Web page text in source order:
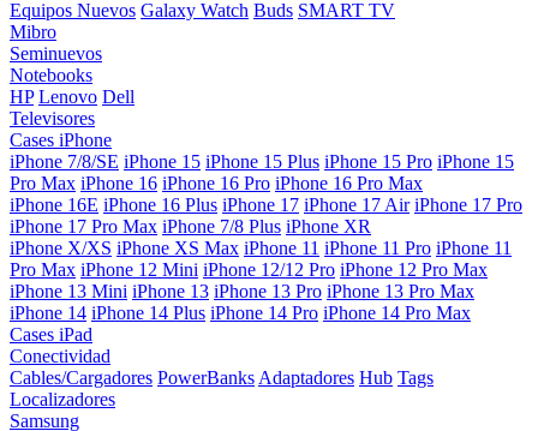
Equipos Nuevos Galaxy Watch Buds SMART TV
Mibro
Seminuevos
Notebooks
HP Lenovo Dell
Televisores
Cases iPhone
iPhone 7/8/SE iPhone 15 iPhone 15 Plus iPhone 15 Pro iPhone 15
Pro Max iPhone 16 iPhone 16 Pro iPhone 16 Pro Max
iPhone 16E iPhone 16 Plus iPhone 17 iPhone 17 Air iPhone 17 Pro
iPhone 17 Pro Max iPhone 7/8 Plus iPhone XR
iPhone X/XS iPhone XS Max iPhone 11 iPhone 11 Pro iPhone 11
Pro Max iPhone 12 Mini iPhone 12/12 Pro iPhone 12 Pro Max
iPhone 13 Mini iPhone 13 iPhone 13 Pro iPhone 13 Pro Max
iPhone 14 iPhone 14 Plus iPhone 14 Pro iPhone 14 Pro Max
Cases iPad
Conectividad
Cables/Cargadores PowerBanks Adaptadores Hub Tags
Localizadores
Samsung